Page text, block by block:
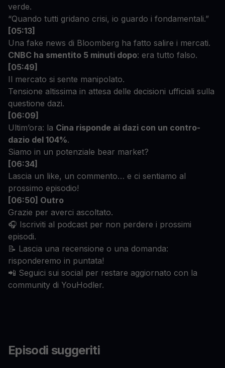
verde.
“Quando tutti gridano crisi, io guardo i fondamentali.”
[05:13]
Una fake news di Bloomberg ha fatto salire i mercati.
CNBC ha smentito 5 minuti dopo: era tutto falso.
[05:49]
Il mercato si sente manipolato.
Tensione altissima in attesa delle decisioni ufficiali sulla
questione dazi.
[06:09]
Ultim’ora: la Cina risponde ai dazi con un contro-
dazio del 104%.
Siamo in un potenziale bear market?
[06:34]
Lascia un like, un commento… e ci sentiamo al
prossimo episodio!
[06:50] Outro
Grazie per averci ascoltato.
🎧 Iscriviti al podcast per non perdere i prossimi
episodi.
📝 Lascia una recensione o una domanda:
risponderemo in puntata!
📲 Seguici sui social per restare aggiornato con la
community di YouHodler.
Episodi suggeriti